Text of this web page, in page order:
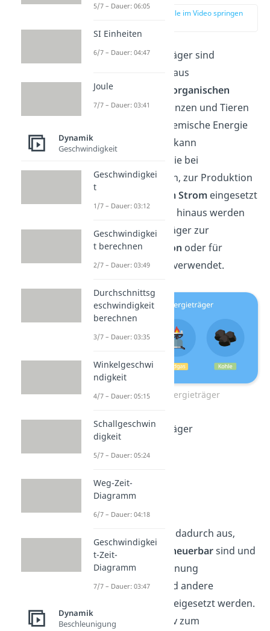
zur Stelle im Video springen
Fossile Energieträger sind
, die aus
abgestorbenem
organischen
Materialvon Pflanzen und Tieren
bestehen und chemische Energie
speichern. Diese kann
beispielsweise, wie bei
Kohlekraftwerken, zur Produktion
von
elektrischem Stromeingesetzt
werden. Darüber hinaus werden
fossile Energieträger zur
Wärmeproduktion oder für
Transportmittel
verwendet.
Fossile Energieträger
Fossile Energieträger
Erdgas
Sie zeichnen sich dadurch aus,
dass sie
nicht erneuerbarsind und
bei ihrer Verbrennung
Kohlendioxid
und andere
freigesetzt werden.
Dies trägt negativ zum
5/7 – Dauer: 06:05
SI Einheiten
6/7 – Dauer: 04:47
Joule
7/7 – Dauer: 03:41
Dynamik
Geschwindigkeit
Geschwindigkei
t
1/7 – Dauer: 03:12
Geschwindigkei
t berechnen
2/7 – Dauer: 03:49
Durchschnittsg
eschwindigkeit
berechnen
3/7 – Dauer: 03:35
Winkelgeschwi
ndigkeit
4/7 – Dauer: 05:15
Schallgeschwin
digkeit
5/7 – Dauer: 05:24
Weg-Zeit-
Diagramm
6/7 – Dauer: 04:18
Geschwindigkei
t-Zeit-
Diagramm
7/7 – Dauer: 03:47
Dynamik
Beschleunigung